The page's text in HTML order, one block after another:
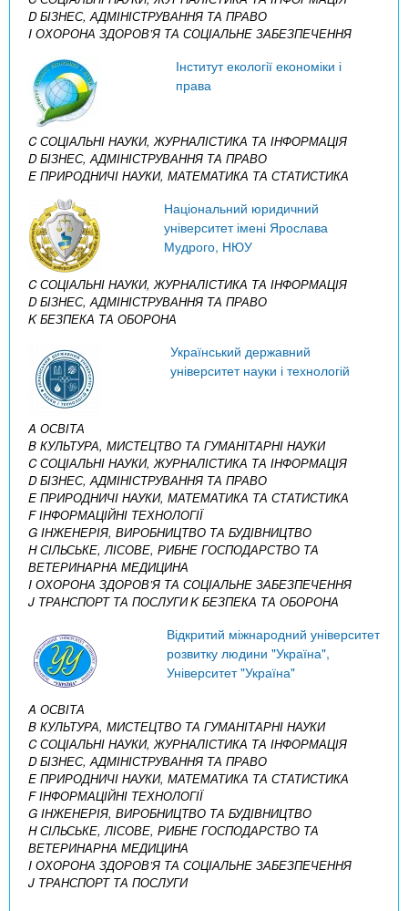
D БІЗНЕС, АДМІНІСТРУВАННЯ ТА ПРАВО
I ОХОРОНА ЗДОРОВ’Я ТА СОЦІАЛЬНЕ ЗАБЕЗПЕЧЕННЯ
Інститут екології економіки і
права
C СОЦІАЛЬНІ НАУКИ, ЖУРНАЛІСТИКА ТА ІНФОРМАЦІЯ
D БІЗНЕС, АДМІНІСТРУВАННЯ ТА ПРАВО
E ПРИРОДНИЧІ НАУКИ, МАТЕМАТИКА ТА СТАТИСТИКА
Національний юридичний
університет імені Ярослава
Мудрого, НЮУ
C СОЦІАЛЬНІ НАУКИ, ЖУРНАЛІСТИКА ТА ІНФОРМАЦІЯ
D БІЗНЕС, АДМІНІСТРУВАННЯ ТА ПРАВО
K БЕЗПЕКА ТА ОБОРОНА
Український державний
університет науки і технологій
A ОСВІТА
B КУЛЬТУРА, МИСТЕЦТВО ТА ГУМАНІТАРНІ НАУКИ
C СОЦІАЛЬНІ НАУКИ, ЖУРНАЛІСТИКА ТА ІНФОРМАЦІЯ
D БІЗНЕС, АДМІНІСТРУВАННЯ ТА ПРАВО
E ПРИРОДНИЧІ НАУКИ, МАТЕМАТИКА ТА СТАТИСТИКА
F ІНФОРМАЦІЙНІ ТЕХНОЛОГІЇ
G ІНЖЕНЕРІЯ, ВИРОБНИЦТВО ТА БУДІВНИЦТВО
H СІЛЬСЬКЕ, ЛІСОВЕ, РИБНЕ ГОСПОДАРСТВО ТА
ВЕТЕРИНАРНА МЕДИЦИНА
I ОХОРОНА ЗДОРОВ’Я ТА СОЦІАЛЬНЕ ЗАБЕЗПЕЧЕННЯ
J ТРАНСПОРТ ТА ПОСЛУГИK БЕЗПЕКА ТА ОБОРОНА
Відкритий міжнародний університет
розвитку людини "Україна",
Університет "Україна"
A ОСВІТА
B КУЛЬТУРА, МИСТЕЦТВО ТА ГУМАНІТАРНІ НАУКИ
C СОЦІАЛЬНІ НАУКИ, ЖУРНАЛІСТИКА ТА ІНФОРМАЦІЯ
D БІЗНЕС, АДМІНІСТРУВАННЯ ТА ПРАВО
E ПРИРОДНИЧІ НАУКИ, МАТЕМАТИКА ТА СТАТИСТИКА
F ІНФОРМАЦІЙНІ ТЕХНОЛОГІЇ
G ІНЖЕНЕРІЯ, ВИРОБНИЦТВО ТА БУДІВНИЦТВО
H СІЛЬСЬКЕ, ЛІСОВЕ, РИБНЕ ГОСПОДАРСТВО ТА
ВЕТЕРИНАРНА МЕДИЦИНА
I ОХОРОНА ЗДОРОВ’Я ТА СОЦІАЛЬНЕ ЗАБЕЗПЕЧЕННЯ
J ТРАНСПОРТ ТА ПОСЛУГИ